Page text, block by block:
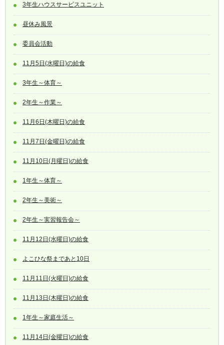
3年生ハウスサービスユニット
昼休み風景
委員会活動
11月5日(水曜日)の給食
3年生～体育～
2年生～作業～
11月6日(木曜日)の給食
11月7日(金曜日)の給食
11月10日(月曜日)の給食
1年生～体育～
2年生～美術～
2年生～実習報告会～
11月12日(水曜日)の給食
よこひな祭まであと10日
11月11日(火曜日)の給食
11月13日(木曜日)の給食
1年生～家庭生活～
11月14日(金曜日)の給食